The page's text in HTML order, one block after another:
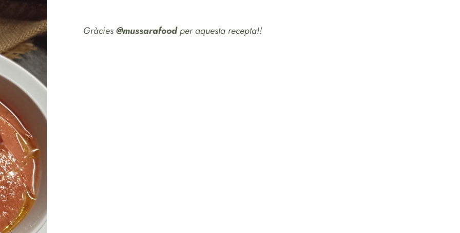
Gràcies@mussarafoodper aquesta recepta!!